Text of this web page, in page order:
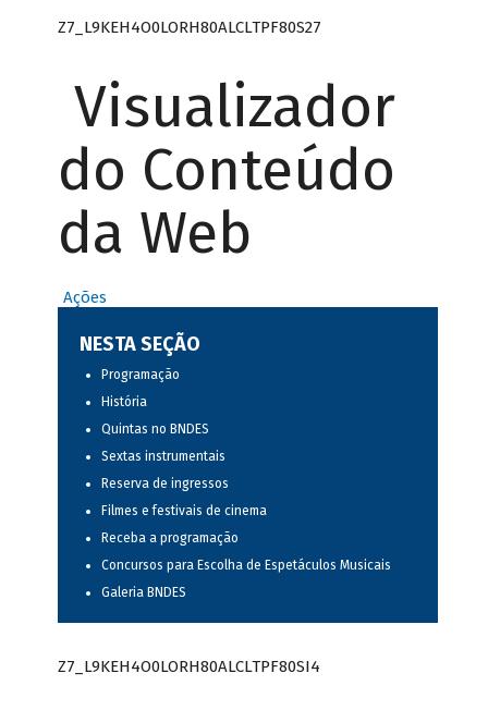
Z7_L9KEH4O0LORH80ALCLTPF80S27
Visualizador
do Conteúdo
da Web
Ações
NESTA SEÇÃO
Programação
História
Quintas no BNDES
Sextas instrumentais
Reserva de ingressos
Filmes e festivais de cinema
Receba a programação
Concursos para Escolha de Espetáculos Musicais
Galeria BNDES
Z7_L9KEH4O0LORH80ALCLTPF80SI4